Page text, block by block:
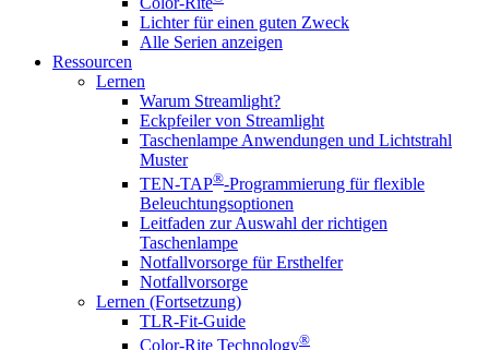
Lichter für einen guten Zweck
Alle Serien anzeigen
Ressourcen
Lernen
Warum Streamlight?
Eckpfeiler von Streamlight
Taschenlampe Anwendungen und Lichtstrahl
Muster
TEN-TAP®-Programmierung für flexible
Beleuchtungsoptionen
Leitfaden zur Auswahl der richtigen
Taschenlampe
Notfallvorsorge für Ersthelfer
Notfallvorsorge
Lernen (Fortsetzung)
TLR-Fit-Guide
Color-Rite Technology®